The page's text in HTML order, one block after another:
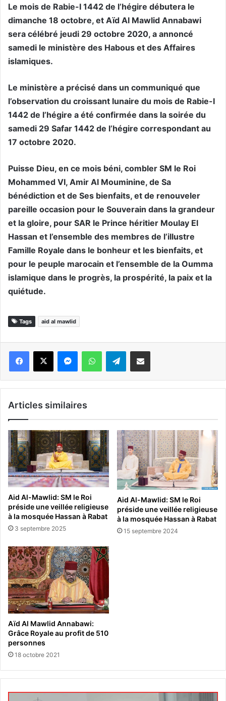
Le mois de Rabie-I 1442 de l’hégire débutera le
dimanche 18 octobre, et Aïd Al Mawlid Annabawi
sera célébré jeudi 29 octobre 2020, a annoncé
samedi le ministère des Habous et des Affaires
islamiques.
Le ministère a précisé dans un communiqué que
l’observation du croissant lunaire du mois de Rabie-I
1442 de l’hégire a été confirmée dans la soirée du
samedi 29 Safar 1442 de l’hégire correspondant au
17 octobre 2020.
Puisse Dieu, en ce mois béni, combler SM le Roi
Mohammed VI, Amir Al Mouminine, de Sa
bénédiction et de Ses bienfaits, et de renouveler
pareille occasion pour le Souverain dans la grandeur
et la gloire, pour SAR le Prince héritier Moulay El
Hassan et l’ensemble des membres de l’illustre
Famille Royale dans le bonheur et les bienfaits, et
pour le peuple marocain et l’ensemble de la Oumma
islamique dans le progrès, la prospérité, la paix et la
quiétude.
Tags aid al mawlid
WhatsApp Telegram
Articles similaires
Aid Al-Mawlid: SM le Roi
préside une veillée religieuse
à la mosquée Hassan à Rabat
3 septembre 2025
Aid Al-Mawlid: SM le Roi
préside une veillée religieuse
à la mosquée Hassan à Rabat
15 septembre 2024
Aïd Al Mawlid Annabawi:
Grâce Royale au profit de 510
personnes
18 octobre 2021